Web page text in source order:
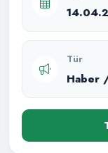
Tür
Haber